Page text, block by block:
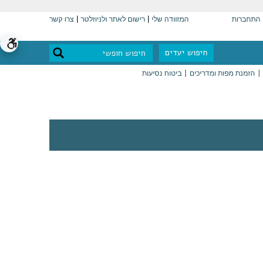
התחברות המזוודה שלי רישום לאתר ולניוזלטר צרו קשר
חיפוש יעדים
הזמנת מפות ומדריכים ביטוח נסיעות